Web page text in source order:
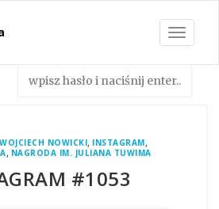
Toggle
WOJCIECH NOWICKI, INSTAGRAM,
, NAGRODA IM. JULIANA TUWIMA
#1053